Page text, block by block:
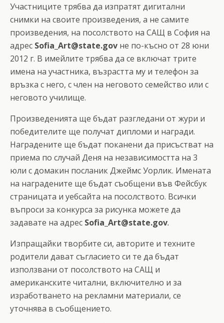
Участниците трябва да изпратят дигитални
снимки на своите произведения, а не самите
произведения, на посолството на САЩ в София на
адрес Sofia_Art@state.gov не по-късно от 28 юни
2012 г. В имейлите трябва да се включат трите
имена на участника, възрастта му и телефон за
връзка с него, с член на неговото семейство или с
неговото училище.
Произведенията ще бъдат разгледани от жури и
победителите ще получат дипломи и награди.
Наградените ще бъдат поканени да присъстват на
приема по случай Деня на независимостта на 3
юли с домакин посланик Джеймс Уорлик. Имената
на наградените ще бъдат съобщени във Фейсбук
страницата и уебсайта на посолството. Всички
въпроси за конкурса за рисунка можете да
задавате на адрес Sofia_Art@state.gov.
Изпращайки творбите си, авторите и техните
родители дават съгласието си те да бъдат
използвани от посолството на САЩ и
американските читални, включително и за
изработването на рекламни материали, се
уточнява в съобщението.